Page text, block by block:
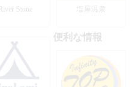
River Stone 塩屋温泉
便利な情報